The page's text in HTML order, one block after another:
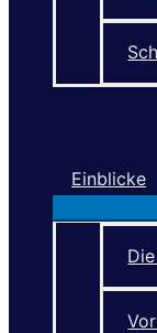
Einblicke